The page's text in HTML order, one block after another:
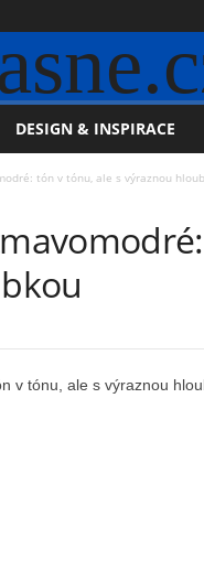
DESIGN & INSPIRACE
tón v tónu, ale s výraznou